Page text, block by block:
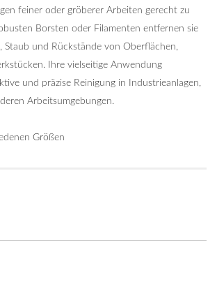
feiner oder gröberer Arbeiten gerecht zu
Borsten oder Filamenten entfernen sie
Staub und Rückstände von Oberflächen,
Ihre vielseitige Anwendung
und präzise Reinigung in Industrieanlagen,
Arbeitsumgebungen.
Größen